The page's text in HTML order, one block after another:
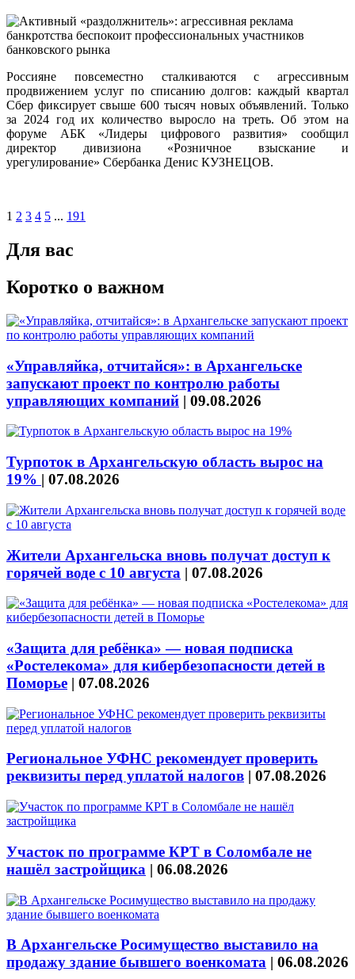
Россияне повсеместно сталкиваются с агрессивным
продвижением услуг по списанию долгов: каждый квартал
Сбер фиксирует свыше 600 тысяч новых объявлений. Только
за 2024 год их количество выросло на треть. Об этом на
форуме АБК «Лидеры цифрового развития» сообщил
директор дивизиона «Розничное взыскание и
урегулирование» Сбербанка Денис КУЗНЕЦОВ.
1 2 3 4 5 ... 191
Для вас
Коротко о важном
«Управляйка, отчитайся»: в Архангельске
запускают проект по контролю работы
управляющих компаний | 09.08.2026
Турпоток в Архангельскую область вырос на
19% | 07.08.2026
Жители Архангельска вновь получат доступ к
горячей воде с 10 августа | 07.08.2026
«Защита для ребёнка» — новая подписка
«Ростелекома» для кибербезопасности детей в
Поморье | 07.08.2026
Региональное УФНС рекомендует проверить
реквизиты перед уплатой налогов | 07.08.2026
Участок по программе КРТ в Соломбале не
нашёл застройщика | 06.08.2026
В Архангельске Росимущество выставило на
продажу здание бывшего военкомата | 06.08.2026